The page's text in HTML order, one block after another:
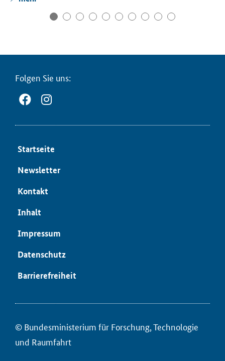
Fol­gen Sie uns:
Start­sei­te
News­let­ter
Kon­takt
In­halt
Im­pres­sum
Da­ten­schutz
Bar­rie­re­frei­heit
© Bun­des­mi­nis­te­ri­um für ­For­schung, Tech­no­lo­gie
und Raum­fahrt